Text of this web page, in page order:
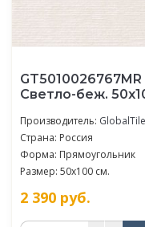
Светло-беж.
Производитель: GlobalTile
Страна: Россия
Форма: Прямоугольник
Размер: 50x100 см.
2 390 руб.